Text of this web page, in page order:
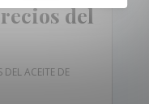
del
DEL ACEITE DE